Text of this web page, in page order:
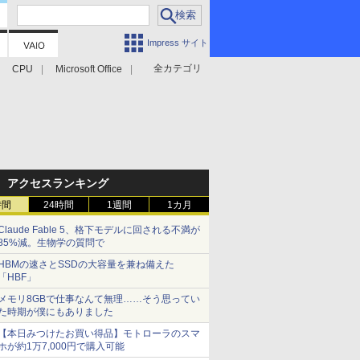
Impress サイト
全カテゴリ
CPU Microsoft Office
アクセスランキング
24時間 1週間 1カ月
Fable 5、格下モデルに回される不満が
減。生物学の質問で
の速さとSSDの大容量を兼ね備えた
HBF」
モリ8GBで仕事なんて無理……そう思ってい
時期が僕にもありました
本日みつけたお買い得品】モトローラのスマ
が約1万7,000円で購入可能